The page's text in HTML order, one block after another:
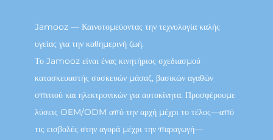
Jamooz — Καινοτομεύοντας την τεχνολογία καλής
υγείας για την καθημερινή ζωή.
Το Jamooz είναι ένας κινητήριος σχεδιασμού
κατασκευαστής συσκευών μάσαζ, βασικών αγαθών
σπιτιού και ηλεκτρονικών για αυτοκίνητα. Προσφέρουμε
λύσεις OEM/ODM από την αρχή μέχρι το τέλος—από
τις εισβολές στην αγορά μέχρι την παραγωγή—